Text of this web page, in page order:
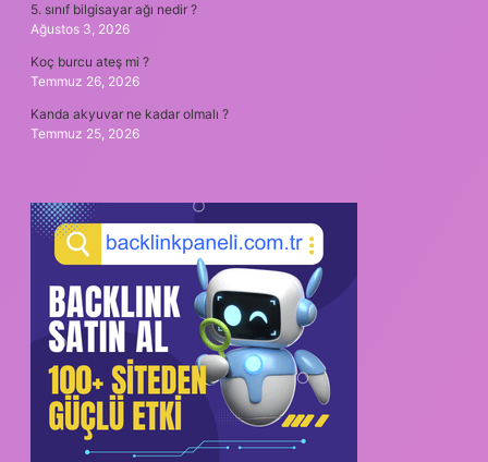
5. sınıf bilgisayar ağı nedir ?
Ağustos 3, 2026
Koç burcu ateş mi ?
Temmuz 26, 2026
Kanda akyuvar ne kadar olmalı ?
Temmuz 25, 2026